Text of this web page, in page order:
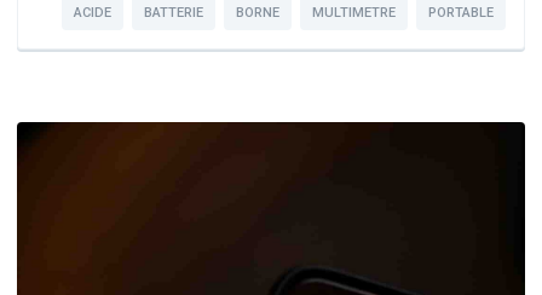
ACIDE BATTERIE BORNE MULTIMETRE PORTABLE